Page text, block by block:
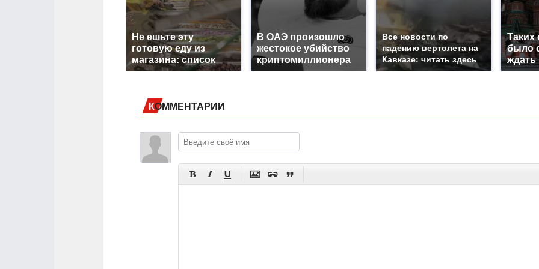
Не ешьте эту
готовую еду из
магазина: список
В ОАЭ произошло
жестокое убийство
криптомиллионера
Все новости по
падению вертолета на
Кавказе: читать здесь
Таких
было
ждать
КОММЕНТАРИИ
     